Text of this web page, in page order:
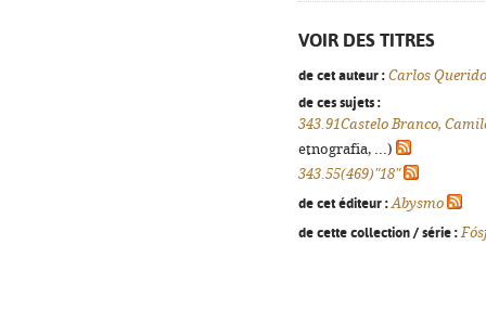
VOIR DES TITRES
de cet auteur : Carlos Querido
de ces sujets :
343.91Castelo Branco,
etnografia, ...)
343.55(469)"18"
de cet éditeur : Abysmo
de cette collection / série :